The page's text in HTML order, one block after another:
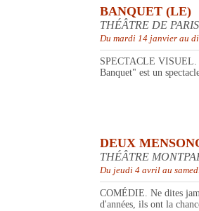
BANQUET (LE)
THÉÂTRE DE PARIS
Du mardi 14 janvier au
SPECTACLE VISUEL.
Banquet" est un
DEUX
THÉÂTRE
Du jeudi 4 avril au
COMÉDIE. Ne dites
d'années, ils ont la